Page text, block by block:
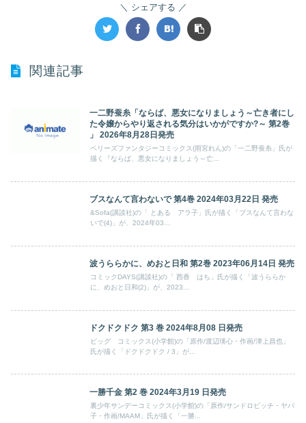
シェアする
関連記事
一二野蚕糸「ならば、悪女になりましょう～亡き者にし
た令嬢からやり返される気分はいかがですか?～ 第2巻
」 2026年8月28日発売
ベリーズファンタジーコミックス(雨宮れん)の「一二野蚕糸」氏が
描く『ならば、悪女になりましょう～亡...
ブスなんて言わないで 第4巻 2024年03月22日 発売
&Sofa(講談社)の「 とある アラ子」氏が描く「ブスなんて言わな
いで(4)」が、2024年03...
波うららかに、めおと日和 第2巻 2023年06月14日 発売
コミックDAYS(講談社)の「 西香 はち」氏が描く「波うららか
に、めおと日和(2)」が、2023...
ドクドクドク 第3 巻 2024年8月08 日発売
ビッグ コミックス(小学館)の「原作/渡辺瑛心・作画/津上昌也」
氏が描く「ドクドクドク / 3」が...
一勝千金 第2 巻 2024年3月19 日発売
裏少年サンデーコミックス(小学館)の「原作/サンドロビッチ・ヤバ
子・作画/MAAM」氏が描く「一勝...